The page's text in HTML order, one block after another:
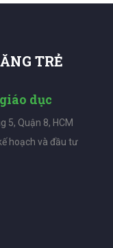
TRẺ
dục
5, Quận 8, HCM
hoạch và đầu tư